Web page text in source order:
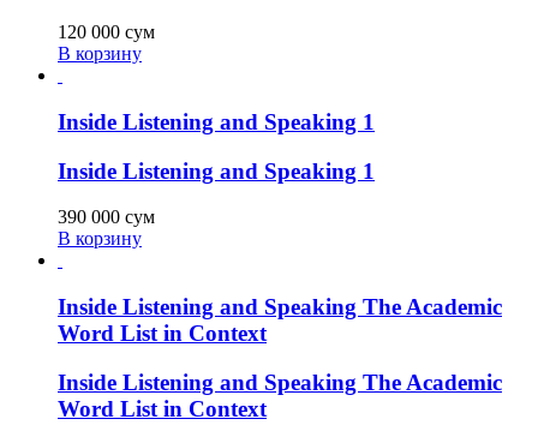
120 000 сум
В корзину
Inside Listening and Speaking 1
Inside Listening and Speaking 1
390 000 сум
В корзину
Inside Listening and Speaking The Academic
Word List in Context
Inside Listening and Speaking The Academic
Word List in Context